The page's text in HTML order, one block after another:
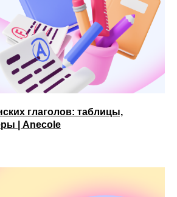
глаголов: таблицы,
| Anecole